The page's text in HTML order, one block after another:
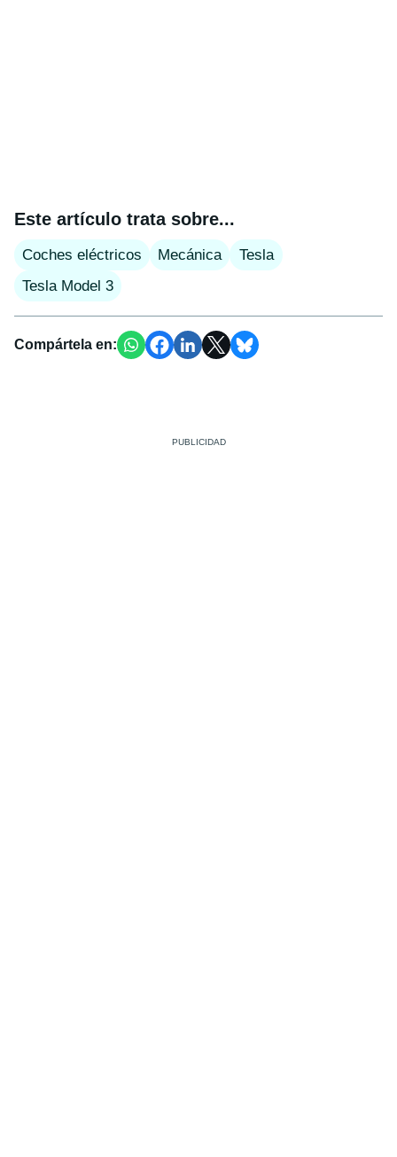
Este artículo trata sobre...
Coches eléctricos Mecánica
Tesla
Tesla Model 3
Compártela en: